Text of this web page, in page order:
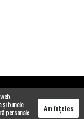
bunele
personale. Am înțeles